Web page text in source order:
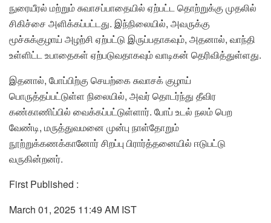
நுரையீரல் மற்றும் சுவாசப்பாதையில் ஏற்பட்ட தொற்றுக்கு முதலில்
சிகிச்சை அளிக்கப்பட்டது. இந்நிலையில், அவருக்கு
மூச்சுக்குழாய் அழற்சி ஏற்பட்டு இருப்பதாகவும், அதனால், வாந்தி
உள்ளிட்ட உபாதைகள் ஏற்படுவதாகவும் வாடிகன் தெரிவித்துள்ளது.
இதனால், போப்பிற்கு செயற்கை சுவாசக் குழாய்
பொருத்தப்பட்டுள்ள நிலையில், அவர் தொடர்ந்து தீவிர
கண்காணிப்பில் வைக்கப்பட்டுள்ளார். போப் உடல் நலம் பெற
வேண்டி, மருத்துவமனை முன்பு நாள்தோறும்
நூற்றுக்கணக்கானோர் சிறப்பு பிரார்த்தனையில் ஈடுபட்டு
வருகின்றனர்.
First Published :
March 01, 2025 11:49 AM IST